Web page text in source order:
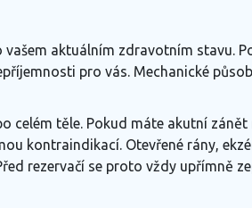
aktuálním zdravotním stavu.
pro vás. Mechanické
celém těle. Pokud máte akutní zánět
kontraindikací. Otevřené rány,
rezervačí se proto vždy upřímně